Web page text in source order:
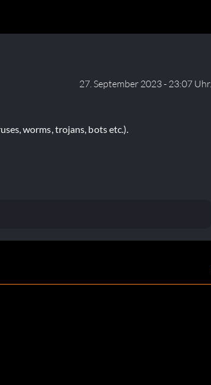
27. September 2023 - 23:07 Uhr.
worms, trojans, bots etc.).